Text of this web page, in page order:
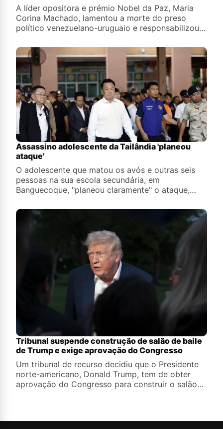
A líder opositora e prémio Nobel da Paz, Maria
Corina Machado, lamentou a morte do preso
político venezuelano-uruguaio e responsabilizou o
Assassino adolescente da Tailândia 'planeou
ataque'
O adolescente que matou os avós e outras seis
pessoas na sua escola secundária, em
Banguecoque, "planeou claramente" o ataque,
Charnvirakul
Tribunal suspende construção de salão de baile
de Trump e exige aprovação do Congresso
Um tribunal de recurso decidiu que o Presidente
norte-americano, Donald Trump, tem de obter
aprovação do Congresso para construir o salão